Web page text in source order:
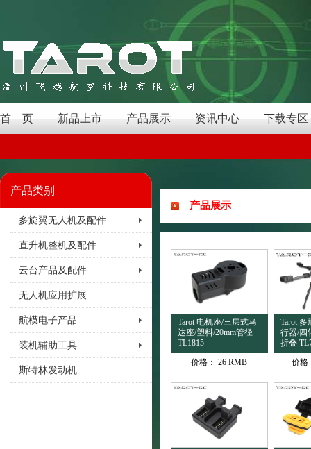
首 页 新品上市 产品展示 资讯中心 下载专区
产品类别
多旋翼无人机及配件
直升机整机及配件
云台产品及配件
无人机应用扩展
航模电子产品
装机辅助工具
斯特林发动机
产品展示
Tarot 电机座/三层式马
达座/塑料/20mm管径
TL1815
价格： 26 RMB
Tarot
行器/四
折叠
价格